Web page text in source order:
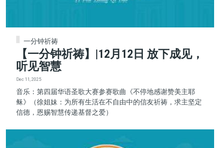
一分钟祈祷
【一分钟祈祷】|12月12日 放下成见，
听见智慧
Dec 11, 2025
音乐：第四届华语圣歌大赛参赛歌曲《不停地感谢赞美主耶
稣》（徐姐妹：为所有生活在不自由中的信友祈祷，求主坚定
信德，恩赐智慧传递基督之爱）